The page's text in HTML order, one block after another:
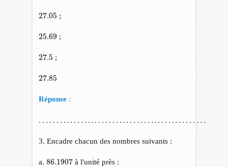
27.05
27.05 ;
25.69
25.69 ;
27.5
27.5 ;
27.85
27.85
Réponse :
… … … … … … … … … … … … … … ……
…… … …… … …… … …… … …… … …
3. Encadre chacun des nombres suivants :
a.86.1907
86.1907 à l'unité près :